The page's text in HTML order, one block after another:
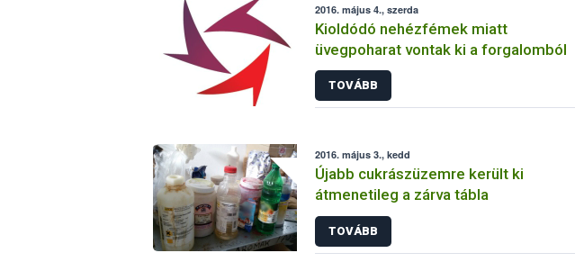
2016. május 4., szerda
Kioldódó nehézfémek miatt
üvegpoharat vontak ki a forgalomból
TOVÁBB
2016. május 3., kedd
Újabb cukrászüzemre került ki
átmenetileg a zárva tábla
TOVÁBB